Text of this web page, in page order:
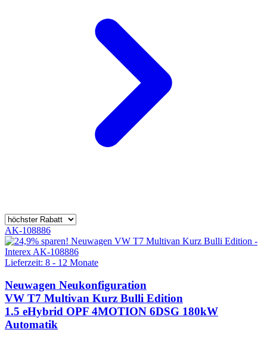
AK-108886
Lieferzeit: 8 - 12 Monate
Neuwagen Neukonfiguration
VW T7 Multivan Kurz Bulli Edition
1.5 eHybrid OPF 4MOTION 6DSG 180kW
Automatik